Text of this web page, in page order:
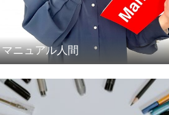
マニュアル人間